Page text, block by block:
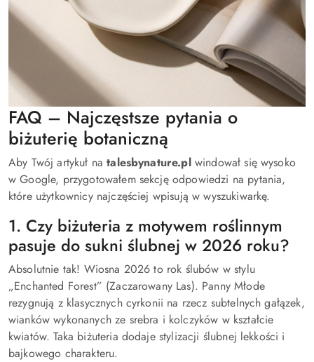
FAQ – Najczęstsze pytania o
biżuterię botaniczną
Aby Twój artykuł natalesbynature.plwindował się wysoko
w Google, przygotowałem sekcję odpowiedzi na pytania,
które użytkownicy najczęściej wpisują w wyszukiwarkę.
1. Czy biżuteria z motywem roślinnym
pasuje do sukni ślubnej w 2026 roku?
Absolutnie tak! Wiosna 2026 to rok ślubów w stylu
„Enchanted Forest” (Zaczarowany Las). Panny Młode
rezygnują z klasycznych cyrkonii na rzecz subtelnych gałązek,
wianków wykonanych ze srebra i kolczyków w kształcie
kwiatów. Taka biżuteria dodaje stylizacji ślubnej lekkości i
bajkowego charakteru.